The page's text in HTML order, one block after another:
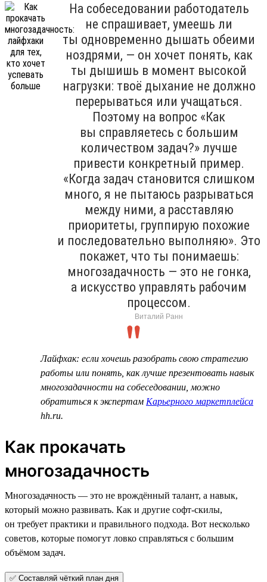
На собеседовании работодатель
не спрашивает, умеешь ли
ты одновременно дышать обеими
ноздрями, — он хочет понять, как
ты дышишь в момент высокой
нагрузки: твоё дыхание не должно
перерываться или учащаться.
Поэтому на вопрос «Как
вы справляетесь с большим
количеством задач?» лучше
привести конкретный пример.
«Когда задач становится слишком
много, я не пытаюсь разрываться
между ними, а расставляю
приоритеты, группирую похожие
и последовательно выполняю». Это
покажет, что ты понимаешь:
многозадачность — это не гонка,
а искусство управлять рабочим
процессом.
Виталий Ранн
Лайфхак: если хочешь разобрать свою стратегию
работы или понять, как лучше презентовать навык
многозадачности на собеседовании, можно
обратиться к экспертам Карьерного маркетплейса
hh.ru.
Как прокачать
многозадачность
Многозадачность — это не врождённый талант, а навык,
который можно развивать. Как и другие софт-скилы,
он требует практики и правильного подхода. Вот несколько
советов, которые помогут ловко справляться с большим
объёмом задач.
✅ Составляй чёткий план дня